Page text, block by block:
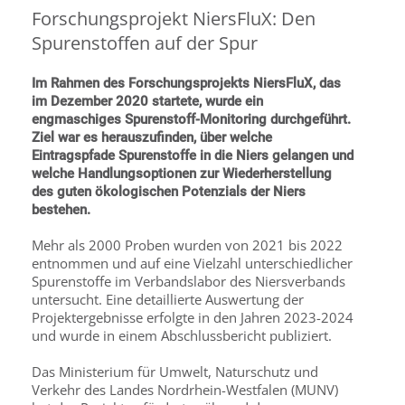
Forschungsprojekt NiersFluX: Den
Spurenstoffen auf der Spur
Im Rahmen des Forschungsprojekts NiersFluX, das
im Dezember 2020 startete, wurde ein
engmaschiges Spurenstoff-Monitoring durchgeführt.
Ziel war es herauszufinden, über welche
Eintragspfade Spurenstoffe in die Niers gelangen und
welche Handlungsoptionen zur Wiederherstellung
des guten ökologischen Potenzials der Niers
bestehen.
Mehr als 2000 Proben wurden von 2021 bis 2022
entnommen und auf eine Vielzahl unterschiedlicher
Spurenstoffe im Verbandslabor des Niersverbands
untersucht. Eine detaillierte Auswertung der
Projektergebnisse erfolgte in den Jahren 2023-2024
und wurde in einem Abschlussbericht publiziert.
Das Ministerium für Umwelt, Naturschutz und
Verkehr des Landes Nordrhein-Westfalen (MUNV)